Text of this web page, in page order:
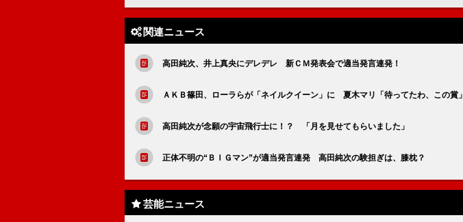
関連ニュース
高田純次、井上真央にデレデレ 新ＣＭ発表会で適当発言連発！
ＡＫＢ篠田、ローラらが「ネイルクイーン」に 夏木マリ「待ってたわ、この賞」
高田純次が念願の宇宙飛行士に！？ 「月を見せてもらいました」
正体不明の“ＢＩＧマン”が適当発言連発 高田純次の験担ぎは、膝枕？
芸能ニュース